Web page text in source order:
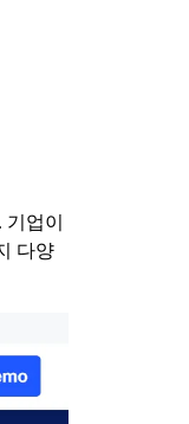
업이
다양